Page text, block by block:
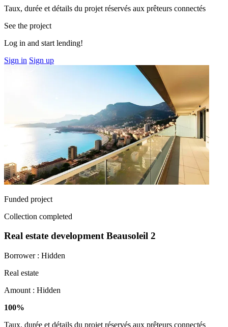
Taux, durée et détails du projet réservés aux prêteurs connectés
See the project
Log in and start lending!
Sign in Sign up
Funded project
Collection completed
Real estate development Beausoleil 2
Borrower : Hidden
Real estate
Amount : Hidden
100%
Taux, durée et détails du projet réservés aux prêteurs connectés